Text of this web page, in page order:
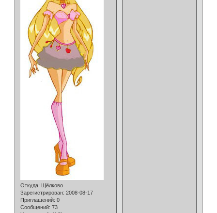
Откуда: Щёлково
Зарегистрирован: 2008-08-17
Приглашений: 0
Сообщений: 73